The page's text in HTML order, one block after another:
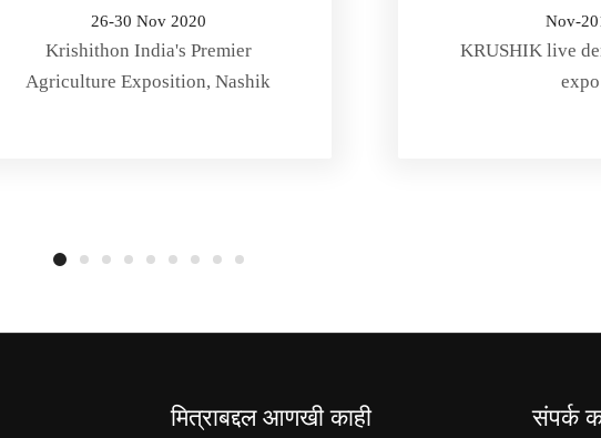
26-30 Nov 2020
Krishithon India's Premier
Agriculture Exposition, Nashik
Nov-
KRUSHIK live
expo
संपर्क
मित्राबद्दल आणखी काही